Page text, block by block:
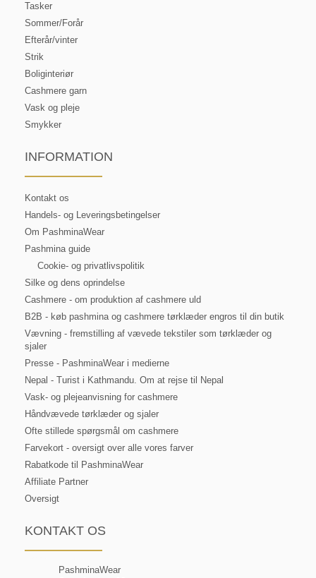
Tasker
Sommer/Forår
Efterår/vinter
Strik
Boliginteriør
Cashmere garn
Vask og pleje
Smykker
INFORMATION
Kontakt os
Handels- og Leveringsbetingelser
Om PashminaWear
Pashmina guide
Cookie- og privatlivspolitik
Silke og dens oprindelse
Cashmere - om produktion af cashmere uld
B2B - køb pashmina og cashmere tørklæder engros til din butik
Vævning - fremstilling af vævede tekstiler som tørklæder og
sjaler
Presse - PashminaWear i medierne
Nepal - Turist i Kathmandu. Om at rejse til Nepal
Vask- og plejeanvisning for cashmere
Håndvævede tørklæder og sjaler
Ofte stillede spørgsmål om cashmere
Farvekort - oversigt over alle vores farver
Rabatkode til PashminaWear
Affiliate Partner
Oversigt
KONTAKT OS
PashminaWear